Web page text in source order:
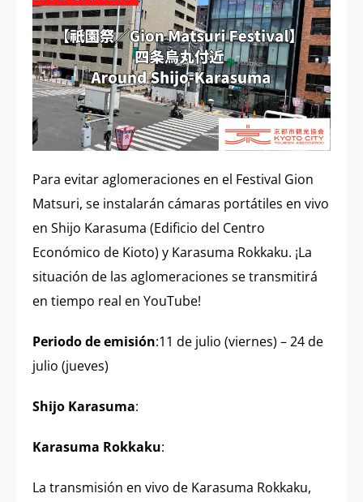
Para evitar aglomeraciones en el Festival Gion
Matsuri, se instalarán cámaras portátiles en vivo
en Shijo Karasuma (Edificio del Centro
Económico de Kioto) y Karasuma Rokkaku. ¡La
situación de las aglomeraciones se transmitirá
en tiempo real en YouTube!
Periodo de emisión:11 de julio (viernes) – 24 de
julio (jueves)
Shijo Karasuma:
Karasuma Rokkaku:
La transmisión en vivo de Karasuma Rokkaku,